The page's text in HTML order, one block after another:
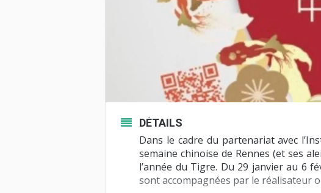
DÉTAILS
Dans le cadre du partenariat avec
semaine chinoise de Rennes (et ses
l’année du Tigre. Du 29 janvier au 6
sont accompagnées par le réalisateur